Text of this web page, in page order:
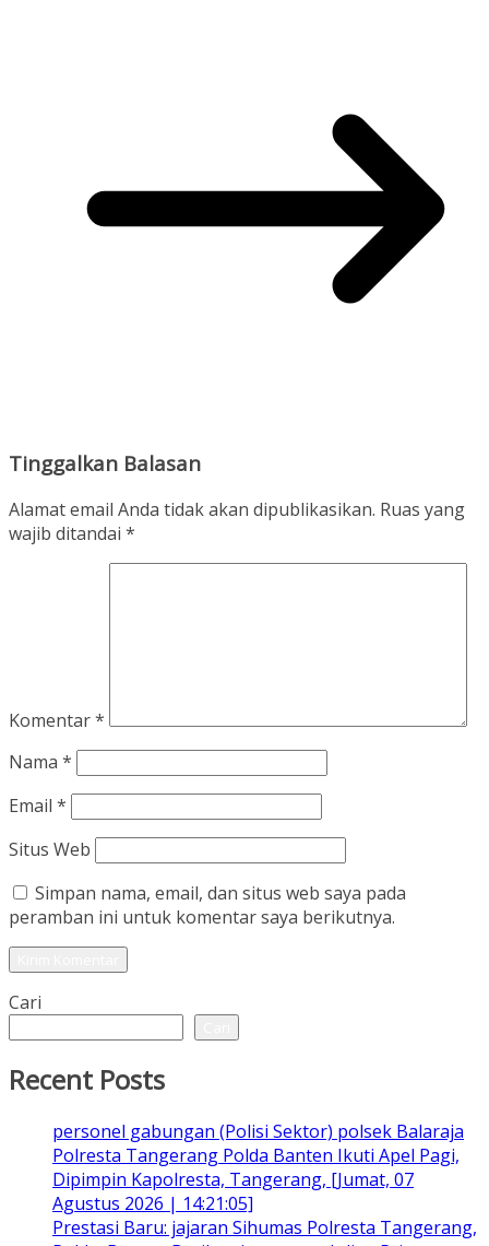
Tinggalkan Balasan
Alamat email Anda tidak akan dipublikasikan. Ruas yang
wajib ditandai *
Komentar*
Nama *
Email *
Situs Web
Simpan nama, email, dan situs web saya pada
peramban ini untuk komentar saya berikutnya.
Cari
Recent Posts
personel gabungan (Polisi Sektor) polsek Balaraja
Polresta Tangerang Polda Banten Ikuti Apel Pagi,
Dipimpin Kapolresta, Tangerang, [Jumat, 07
Agustus 2026 | 14:21:05]
Prestasi Baru: jajaran Sihumas Polresta Tangerang,